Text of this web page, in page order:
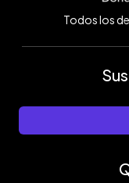
Todos los